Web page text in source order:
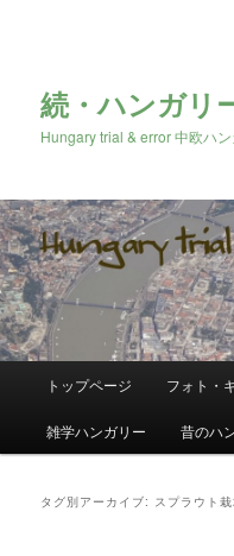
続・ハンガリ
Hungary trial & error 中欧ハ
メ
メ
イ
サ
ブ
トップページ フォト・
雑学ハンガリー 昔のハ
タグ別アーカイブ: スプラウト